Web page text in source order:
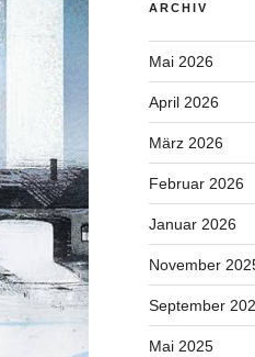
ARCHIV
Mai 2026
April 2026
März 2026
Februar 2026
Januar 2026
November
September
Mai 2025